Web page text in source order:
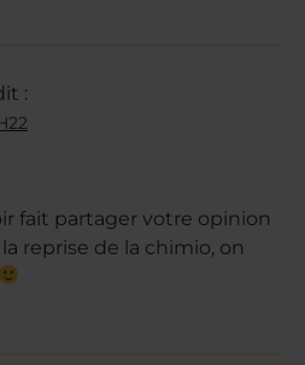
:
fait partager votre opinion
reprise de la chimio, on